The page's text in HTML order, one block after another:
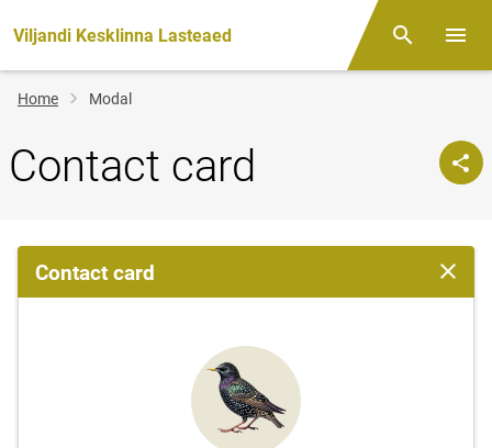
Viljandi Kesklinna Lasteaed Otsing
Breadcrumb
Home Modal
Contact card
Contact card Close